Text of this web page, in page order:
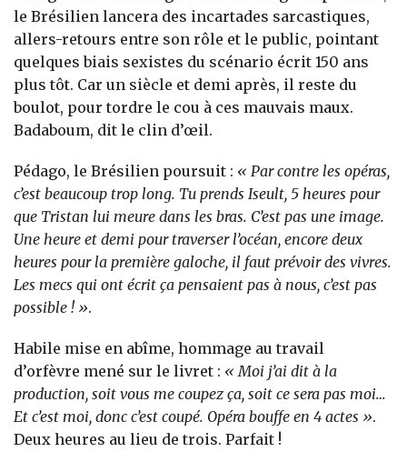
le Brésilien lancera des incartades sarcastiques,
allers-retours entre son rôle et le public, pointant
quelques biais sexistes du scénario écrit 150 ans
plus tôt. Car un siècle et demi après, il reste du
boulot, pour tordre le cou à ces mauvais maux.
Badaboum, dit le clin d’œil.
Pédago, le Brésilien poursuit : « Par contre les opéras,
c’est beaucoup trop long. Tu prends Iseult, 5 heures pour
que Tristan lui meure dans les bras. C’est pas une image.
Une heure et demi pour traverser l’océan, encore deux
heures pour la première galoche, il faut prévoir des vivres.
Les mecs qui ont écrit ça pensaient pas à nous, c’est pas
possible ! ».
Habile mise en abîme, hommage au travail
d’orfèvre mené sur le livret : « Moi j’ai dit à la
production, soit vous me coupez ça, soit ce sera pas moi…
Et c’est moi, donc c’est coupé. Opéra bouffe en 4 actes ».
Deux heures au lieu de trois. Parfait !